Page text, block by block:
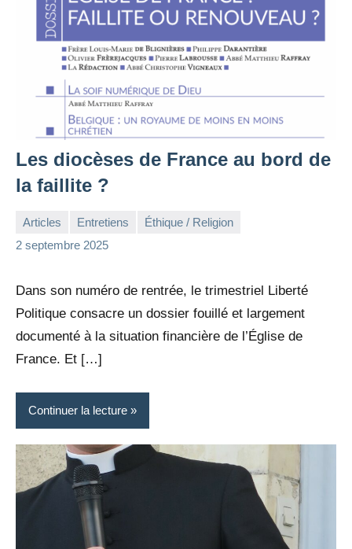
Les diocèses de France au bord de
la faillite ?
Articles Entretiens
Éthique / Religion
2 septembre 2025
la
1
Dans son numéro de rentrée, le trimestriel Liberté
Politique consacre un dossier fouillé et largement
documenté à la situation financière de l’Église de
France. Et […]
Continuer la lecture